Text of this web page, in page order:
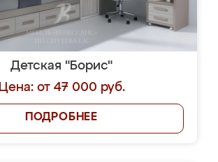
Детская "Борис"
Цена: от 47 000 руб.
ПОДРОБНЕЕ